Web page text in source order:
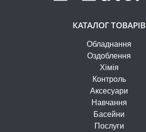
КАТАЛОГ ТОВАРІВ
Обладнання
Оздоблення
Хімія
Контроль
Аксесуари
Навчання
Басейни
Послуги